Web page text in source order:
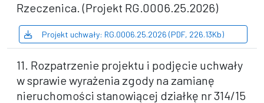
Rzeczenica. (Projekt RG.0006.25.2026)
Projekt uchwały: RG.0006.25.2026 (PDF, 226.13Kb)
11. Rozpatrzenie projektu i podjęcie uchwały
w sprawie wyrażenia zgody na zamianę
nieruchomości stanowiącej działkę nr 314/15